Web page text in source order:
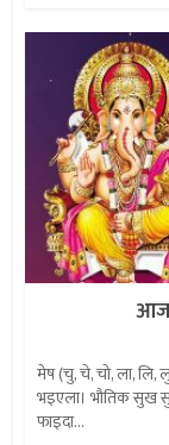
मेष (चु, चे, चो, ला, लि,
भइएला। भौतिक सुख
फाइदा...